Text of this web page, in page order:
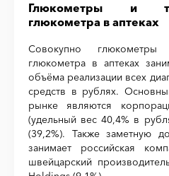
Глюкометры и
глюкометра в аптеках
Совокупно
глюкометра в аптеках
объёма реализации всех
средств в рублях.
рынке являются
(удельный вес 40,4% в
(39,2%). Также заметную
занимает российская
швейцарский